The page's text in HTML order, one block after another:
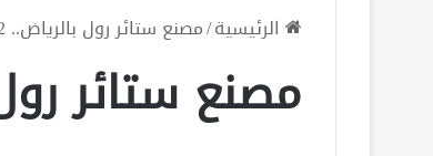
الرئيسية/مصنع ستائر رول بالرياض.. 12 مكان يؤمن لك أفضل الأنواع
مصنع ستائر